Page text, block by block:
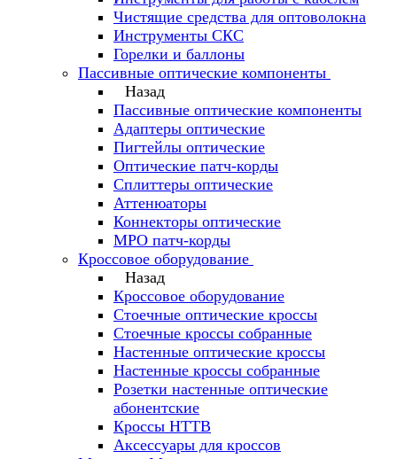
Чистящие средства для оптоволокна
Инструменты СКС
Горелки и баллоны
Пассивные оптические компоненты
Назад
Пассивные оптические компоненты
Адаптеры оптические
Пигтейлы оптические
Оптические патч-корды
Сплиттеры оптические
Аттенюаторы
Коннекторы оптические
MPO патч-корды
Кроссовое оборудование
Назад
Кроссовое оборудование
Стоечные оптические кроссы
Стоечные кроссы собранные
Настенные оптические кроссы
Настенные кроссы собранные
Розетки настенные оптические
абонентские
Кроссы HTTB
Аксессуары для кроссов